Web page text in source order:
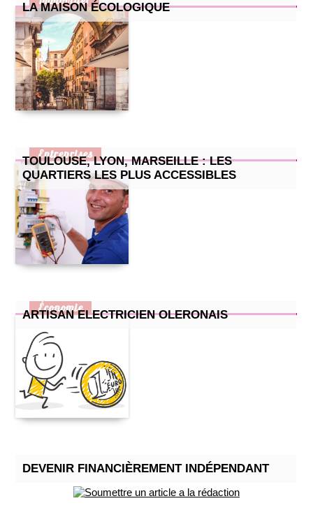
LA MAISON ÉCOLOGIQUE
TOULOUSE, LYON, MARSEILLE : LES
QUARTIERS LES PLUS ACCESSIBLES
Entreprises
ARTISAN ELECTRICIEN OLERONAIS
Économie
DEVENIR FINANCIÈREMENT INDÉPENDANT